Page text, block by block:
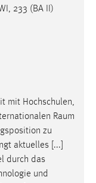
233 (BA II)
mit Hochschulen,
Raum
zu
aktuelles [...]
durch das
und